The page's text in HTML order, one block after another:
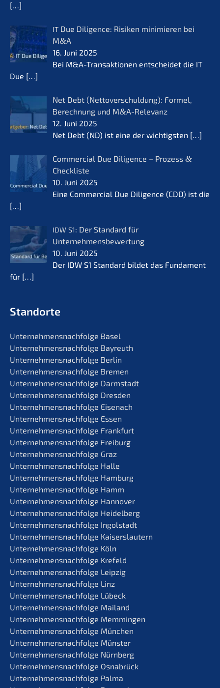
[…]
IT Due Diligence: Risiken minimie­ren bei
M&A
16. Juni 2025
Bei M&A-Transaktionen entschei­det die IT
Due […]
Net Debt (Netto­ver­schul­dung): Formel,
Berech­nung und M&A-Relevanz
12. Juni 2025
Net Debt (ND) ist eine der wichtigs­ten […]
Commer­cial Due Diligence – Prozess &
Checkliste
10. Juni 2025
Eine Commer­cial Due Diligence (CDD) ist die
[…]
IDW S1: Der Standard für
Unternehmensbewertung
10. Juni 2025
Der IDW S1 Standard bildet das Funda­ment
für […]
Standorte
Unternehmens­nachfolge Basel
Unternehmens­nachfolge Bayreuth
Unternehmens­nachfolge Berlin
Unternehmens­nachfolge Bremen
Unternehmens­nachfolge Darmstadt
Unternehmens­nachfolge Dresden
Unternehmens­nachfolge Eisenach
Unternehmens­nachfolge Essen
Unternehmens­nachfolge Frankfurt
Unternehmens­nachfolge Freiburg
Unternehmens­nachfolge Graz
Unternehmens­nachfolge Halle
Unternehmens­nachfolge Hamburg
Unternehmens­nachfolge Hamm
Unternehmens­nachfolge Hannover
Unternehmens­nachfolge Heidelberg
Unternehmens­nachfolge Ingolstadt
Unternehmens­nachfolge Kaiserslautern
Unternehmens­nachfolge Köln
Unternehmens­nachfolge Krefeld
Unternehmens­nachfolge Leipzig
Unternehmens­nachfolge Linz
Unternehmens­nachfolge Lübeck
Unternehmens­nachfolge Mailand
Unternehmens­nachfolge Memmingen
Unternehmens­nachfolge München
Unternehmens­nachfolge Münster
Unternehmens­nachfolge Nürnberg
Unternehmens­nachfolge Osnabrück
Unternehmens­nachfolge Palma